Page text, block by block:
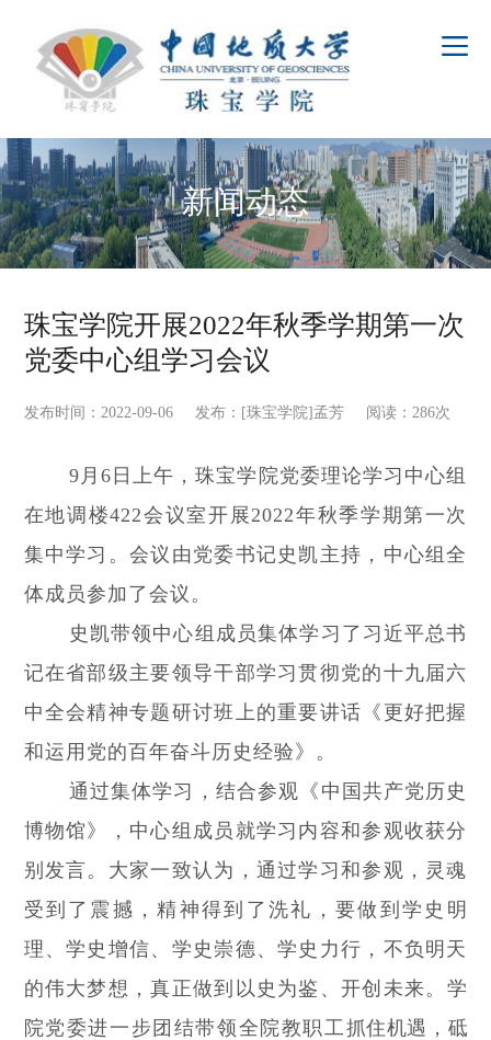
新闻动态
珠宝学院开展2022年秋季学期第一次
党委中心组学习会议
发布时间：2022-09-06 发布：[珠宝学院]孟芳 阅读： 286次
9月6日上午，珠宝学院党委理论学习中心组
在地调楼422会议室开展2022年秋季学期第一次
集中学习。会议由党委书记史凯主持，中心组全
体成员参加了会议。
史凯带领中心组成员集体学习了习近平总书
记在省部级主要领导干部学习贯彻党的十九届六
中全会精神专题研讨班上的重要讲话《更好把握
和运用党的百年奋斗历史经验》。
通过集体学习，结合参观《中国共产党历史
博物馆》，中心组成员就学习内容和参观收获分
别发言。大家一致认为，通过学习和参观，灵魂
受到了震撼，精神得到了洗礼，要做到学史明
理、学史增信、学史崇德、学史力行，不负明天
的伟大梦想，真正做到以史为鉴、开创未来。 学
院党委进一步团结带领全院教职工 抓住机遇，砥